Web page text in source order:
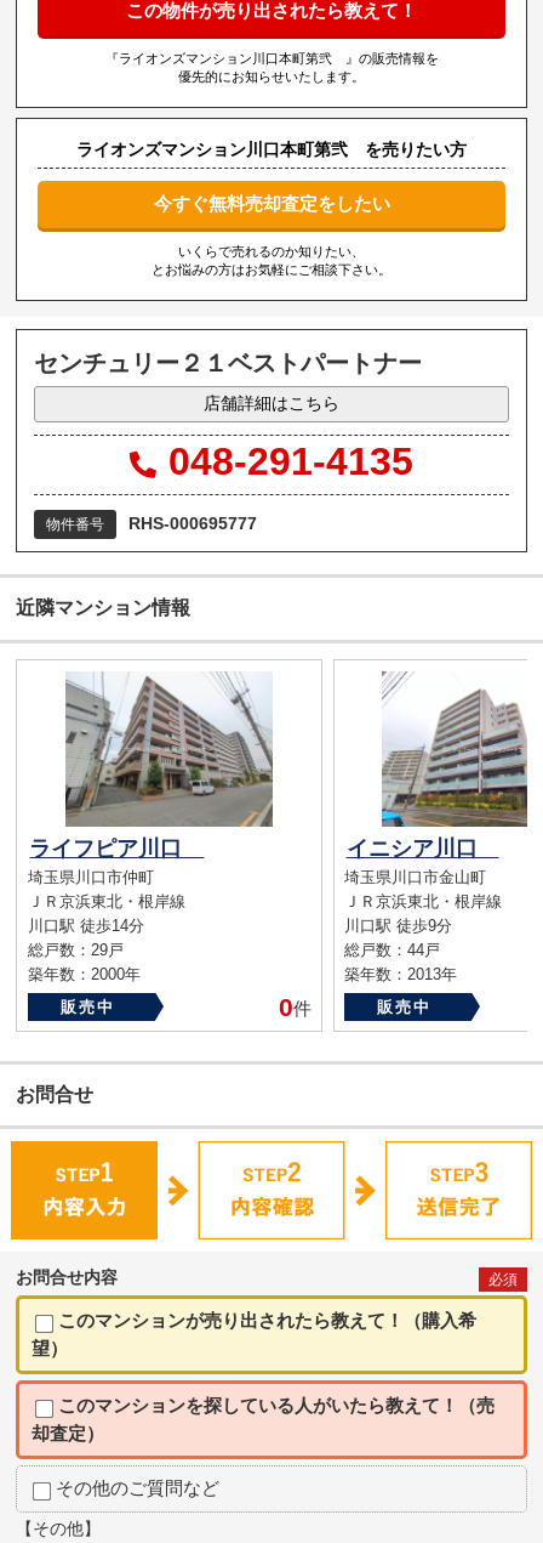
この物件が売り出されたら教えて！
『ライオンズマンション川口本町第弐 』の販売情報を
優先的にお知らせいたします。
ライオンズマンション川口本町第弐 を売りたい方
今すぐ無料売却査定をしたい
いくらで売れるのか知りたい、
とお悩みの方はお気軽にご相談下さい。
センチュリー２１ベストパートナー
店舗詳細はこちら
048-291-4135
物件番号 RHS-000695777
近隣マンション情報
ライフピア川口
埼玉県川口市仲町
ＪＲ京浜東北・根岸線
川口駅 徒歩14分
総戸数：29戸
築年数：2000年
販売中
0件
イニシア川口
埼玉県川口市金山町
ＪＲ京浜東北・根岸線
川口駅 徒歩9分
総戸数：44戸
築年数：2013年
販売中
お問合せ
お問合せ内容 必須
このマンションが売り出されたら教えて！（購入希
望）
このマンションを探している人がいたら教えて！（売
却査定）
その他のご質問など
【その他】